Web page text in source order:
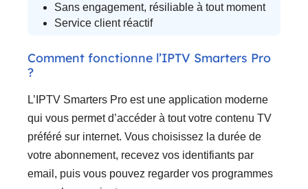
Sans engagement, résiliable à tout moment
Service client réactif
Comment fonctionne l’IPTV Smarters Pro
?
L’IPTV Smarters Pro est une application moderne
qui vous permet d’accéder à tout votre contenu TV
préféré sur internet. Vous choisissez la durée de
votre abonnement, recevez vos identifiants par
email, puis vous pouvez regarder vos programmes